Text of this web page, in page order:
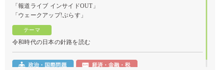
「報道ライブ インサイドOUT」
「ウェークアップ!ぷらす」
令和時代の日本の針路を読む